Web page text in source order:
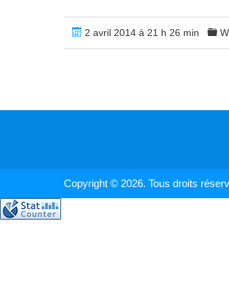
2 avril 2014 à 21 h 26 min
Copyright © 2026. Tous droits